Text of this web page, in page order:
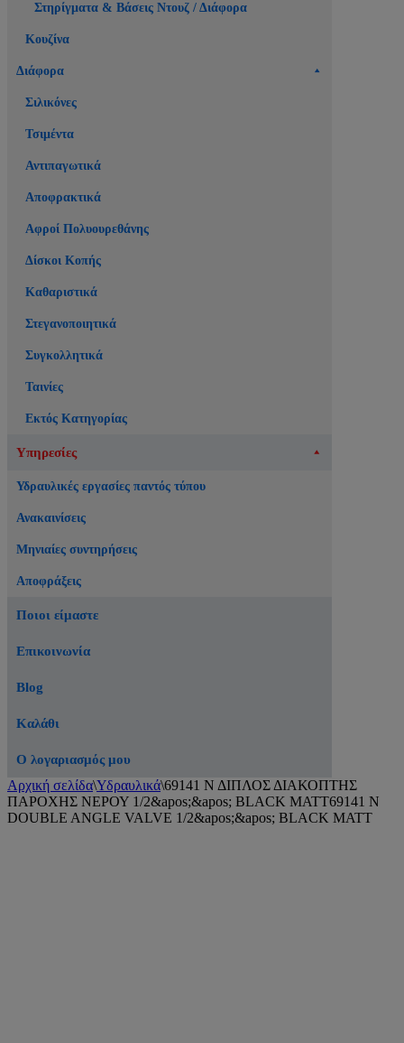
Στηρίγματα & Βάσεις Ντουζ / Διάφορα
Κουζίνα
Διάφορα
Σιλικόνες
Τσιμέντα
Αντιπαγωτικά
Αποφρακτικά
Αφροί Πολυουρεθάνης
Δίσκοι Κοπής
Καθαριστικά
Στεγανοποιητικά
Συγκολλητικά
Ταινίες
Εκτός Κατηγορίας
Υπηρεσίες
Υδραυλικές εργασίες παντός τύπου
Ανακαινίσεις
Μηνιαίες συντηρήσεις
Αποφράξεις
Ποιοι είμαστε
Επικοινωνία
Blog
Καλάθι
Ο λογαριασμός μου
Αρχική σελίδα\Υδραυλικά\69141 Ν ΔΙΠΛΟΣ ΔΙΑΚΟΠΤΗΣ
ΠΑΡΟΧΗΣ ΝΕΡΟΥ 1/2&apos;&apos; BLACK MATT69141 Ν
DOUBLE ANGLE VALVE 1/2&apos;&apos; BLACK MATT